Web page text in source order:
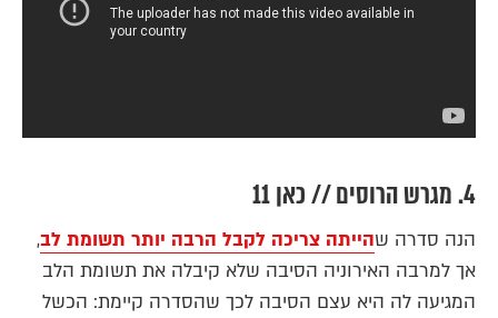
4. מגרש הרוסים // כאן 11
הנה סדרה שהייתה צריכה לקבל הרבה יותר תשומת לב,
אך למרבה האירוניה הסיבה שלא קיבלה את תשומת הלב
המגיעה לה היא עצם הסיבה לכך שהסדרה קיימת: הכשל